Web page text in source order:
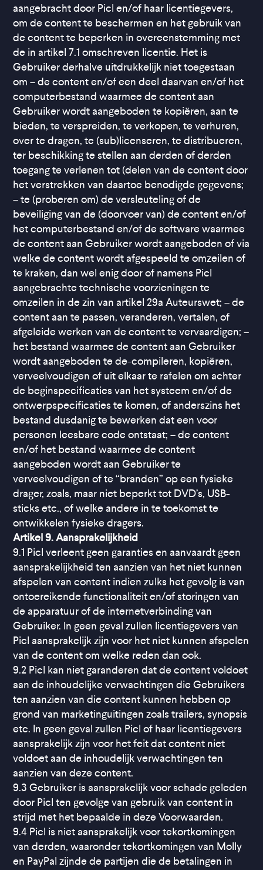
aangebracht door Picl en/of haar licentiegevers,
om de content te beschermen en het gebruik van
de content te beperken in overeenstemming met
de in artikel 7.1 omschreven licentie. Het is
Gebruiker derhalve uitdrukkelijk niet toegestaan
om – de content en/of een deel daarvan en/of het
computerbestand waarmee de content aan
Gebruiker wordt aangeboden te kopiëren, aan te
bieden, te verspreiden, te verkopen, te verhuren,
over te dragen, te (sub)licenseren, te distribueren,
ter beschikking te stellen aan derden of derden
toegang te verlenen tot (delen van de content door
het verstrekken van daartoe benodigde gegevens;
– te (proberen om) de versleuteling of de
beveiliging van de (doorvoer van) de content en/of
het computerbestand en/of de software waarmee
de content aan Gebruiker wordt aangeboden of via
welke de content wordt afgespeeld te omzeilen of
te kraken, dan wel enig door of namens Picl
aangebrachte technische voorzieningen te
omzeilen in de zin van artikel 29a Auteurswet; – de
content aan te passen, veranderen, vertalen, of
afgeleide werken van de content te vervaardigen; –
het bestand waarmee de content aan Gebruiker
wordt aangeboden te de-compileren, kopiëren,
verveelvoudigen of uit elkaar te rafelen om achter
de beginspecificaties van het systeem en/of de
ontwerpspecificaties te komen, of anderszins het
bestand dusdanig te bewerken dat een voor
personen leesbare code ontstaat; – de content
en/of het bestand waarmee de content
aangeboden wordt aan Gebruiker te
verveelvoudigen of te “branden” op een fysieke
drager, zoals, maar niet beperkt tot DVD’s, USB-
sticks etc., of welke andere in te toekomst te
ontwikkelen fysieke dragers.
Artikel 9. Aansprakelijkheid
9.1 Picl verleent geen garanties en aanvaardt geen
aansprakelijkheid ten aanzien van het niet kunnen
afspelen van content indien zulks het gevolg is van
ontoereikende functionaliteit en/of storingen van
de apparatuur of de internetverbinding van
Gebruiker. In geen geval zullen licentiegevers van
Picl aansprakelijk zijn voor het niet kunnen afspelen
van de content om welke reden dan ook.
9.2 Picl kan niet garanderen dat de content voldoet
aan de inhoudelijke verwachtingen die Gebruikers
ten aanzien van die content kunnen hebben op
grond van marketinguitingen zoals trailers, synopsis
etc. In geen geval zullen Picl of haar licentiegevers
aansprakelijk zijn voor het feit dat content niet
voldoet aan de inhoudelijk verwachtingen ten
aanzien van deze content.
9.3 Gebruiker is aansprakelijk voor schade geleden
door Picl ten gevolge van gebruik van content in
strijd met het bepaalde in deze Voorwaarden.
9.4 Picl is niet aansprakelijk voor tekortkomingen
van derden, waaronder tekortkomingen van Molly
en PayPal zijnde de partijen die de betalingen in